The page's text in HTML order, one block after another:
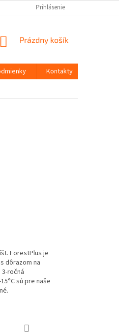
Prihlásenie
NÁKUPNÝ
Prázdny košík
Kontakty
ForestPlus je
dôrazom na
ročná
sú pre naše